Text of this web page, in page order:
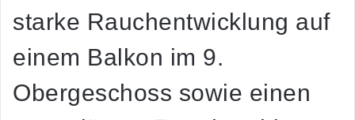
starke Rauchentwicklung auf
einem Balkon im 9.
Obergeschoss sowie einen